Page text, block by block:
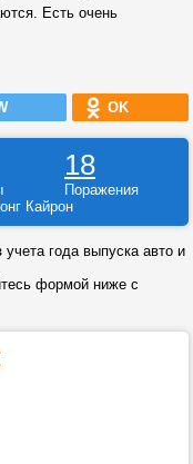
Есть очень
OK
18
Поражения
Кайрон
года выпуска авто и
формой ниже с